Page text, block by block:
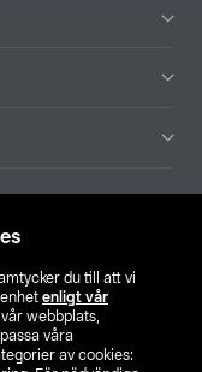
du till att vi
enligt vår
webbplats,
våra
av cookies: